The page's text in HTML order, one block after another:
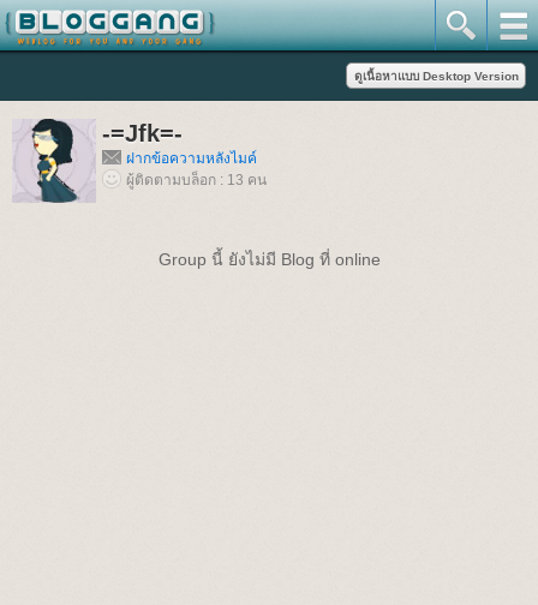
-=Jfk=-
ฝากข้อความหลังไมค์
ผู้ติดตามบล็อก : 13 คน
Group นี้ ยังไม่มี Blog ที่ online